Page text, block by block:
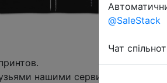
нашими сервисами -
@SaleStack
Чат